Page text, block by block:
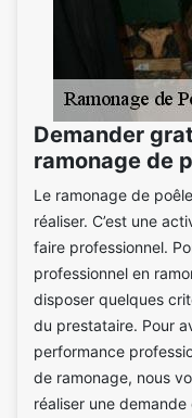
Demander
ramonage de
Le ramonage de
réaliser. C’est une
faire professionnel.
professionnel en
disposer quelques
du prestataire. Pour
performance
de ramonage, nous
réaliser une